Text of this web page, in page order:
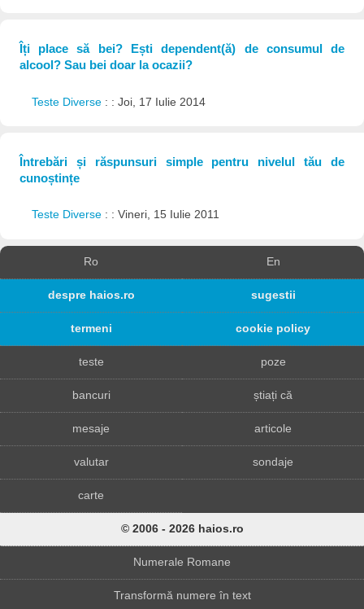
Îți place să bei? Ești dependent(ă) de consumul de
alcool? Sau bei doar la ocazii?
Teste Diverse : : Joi, 17 Iulie 2014
Întrebări și răspunsuri simple pentru nivelul tău de
cunoștințe
Teste Diverse : : Vineri, 15 Iulie 2011
Ro En
despre haios.ro sugestii
termeni cookie policy
teste poze
bancuri știați că
mesaje articole
valutar sondaje
carte
© 2006 - 2026 haios.ro
Numerale Romane
Transformă numere în text